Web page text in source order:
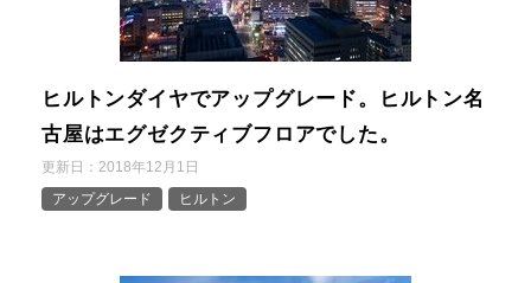
ヒルトンダイヤでアップグレード。ヒルトン名
古屋はエグゼクティブフロアでした。
更新日： 2018年12月1日
アップグレード
ヒルトン